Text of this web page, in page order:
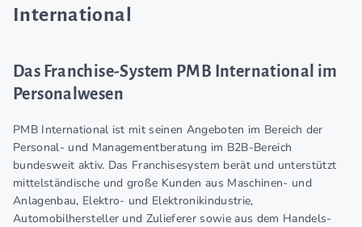
International
Das Franchise-System PMB International im
Personalwesen
PMB International ist mit seinen Angeboten im Bereich der
Personal- und Managementberatung im B2B-Bereich
bundesweit aktiv. Das Franchisesystem berät und unterstützt
mittelständische und große Kunden aus Maschinen- und
Anlagenbau, Elektro- und Elektronikindustrie,
Automobilhersteller und Zulieferer sowie aus dem Handels-